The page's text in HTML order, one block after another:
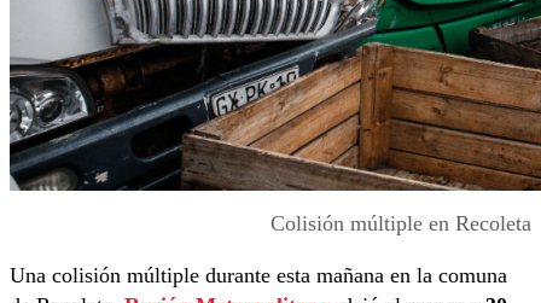
Colisión múltiple en Recoleta
Una colisión múltiple durante esta mañana en la comuna